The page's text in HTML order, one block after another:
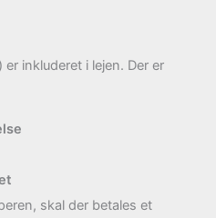
inkluderet i lejen. Der er
skal der betales et